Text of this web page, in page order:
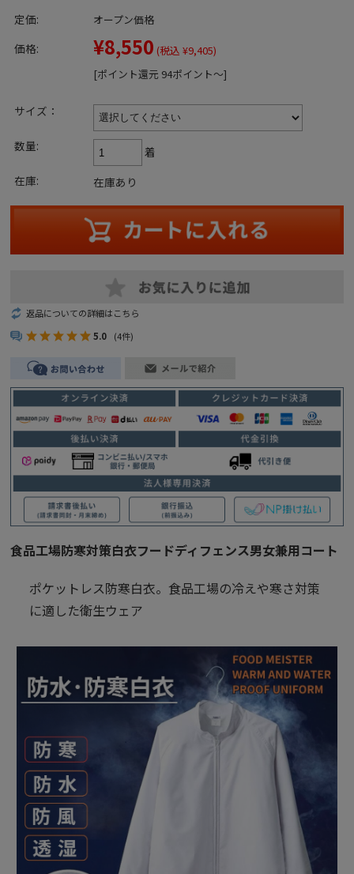
定価: オープン価格
価格: ¥8,550 (税込 ¥9,405)
[ポイント還元 94ポイント～]
サイズ：
数量:
着
在庫:
在庫あり
返品についての詳細はこちら
5.0
(4件)
食品工場防寒対策白衣フードディフェンス男女兼用コート
ポケットレス防寒白衣。食品工場の冷えや寒さ対策
に適した衛生ウェア